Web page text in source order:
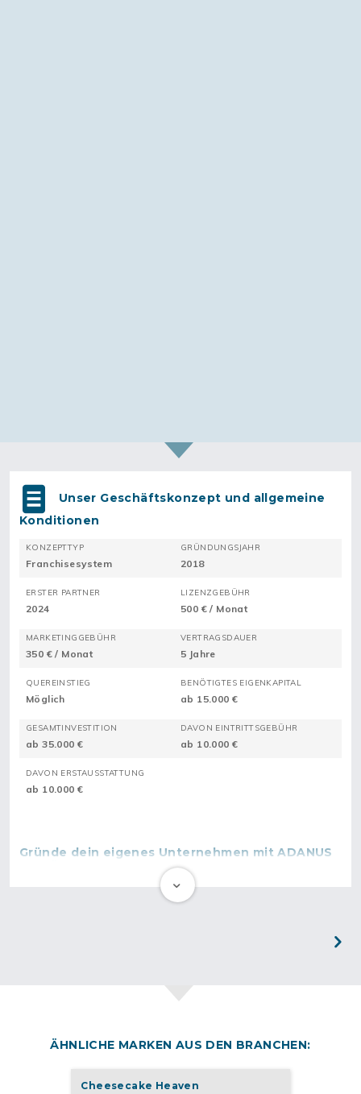
Unser Geschäftskonzept und allgemeine
Konditionen
KONZEPTTYP
Franchisesystem
GRÜNDUNGSJAHR
2018
ERSTER PARTNER
2024
LIZENZGEBÜHR
500 € / Monat
MARKETINGGEBÜHR
350 € / Monat
VERTRAGSDAUER
5 Jahre
QUEREINSTIEG
Möglich
BENÖTIGTES EIGENKAPITAL
ab 15.000 €
GESAMTINVESTITION
ab 35.000 €
DAVON EINTRITTSGEBÜHR
ab 10.000 €
DAVON ERSTAUSSTATTUNG
ab 10.000 €
Gründe dein eigenes Unternehmen mit ADANUS
Bist du ein begeisterter Fan der türkischen Küche und lebst
Seit 2018 beweisen die zwei Standorte in Berlin, dass die
Marktbedingungen.
ÄHNLICHE MARKEN AUS DEN BRANCHEN:
Cheesecake Heaven